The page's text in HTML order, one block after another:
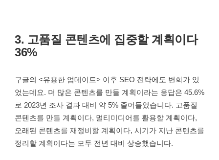
3. 고품질 콘텐츠에 집중할 계획이다
36%
구글의 <유용한 업데이트> 이후 SEO 전략에도 변화가 있
었는데요. 더 많은 콘텐츠를 만들 계획이라는 응답은 45.6%
로 2023년 조사 결과 대비 약 5% 줄어들었습니다. 고품질
콘텐츠를 만들 계획이다, 멀티미디어를 활용할 계획이다,
오래된 콘텐츠를 재정비할 계획이다, 시기가 지난 콘텐츠를
정리할 계획이다는 모두 전년 대비 상승했습니다.